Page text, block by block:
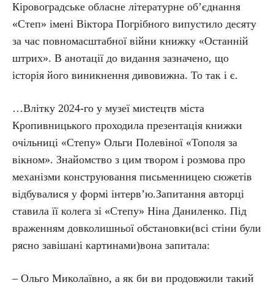
Кіровоградське обласне літературне об’єднання
«Степ» імені Віктора Погрібного випустило десяту
за час повномасштабної війни книжку «Останній
штрих». В анотації до видання зазначено, що
історія його виникнення дивовижна. То так і є.
…Влітку 2024-го у музеї мистецтв міста
Кропивницького проходила презентація книжки
очільниці «Степу» Ольги Полевіної «Тополя за
вікном». Знайомство з цим твором і розмова про
механізми конструювання письменницею сюжетів
відбувалися у формі інтерв’ю.Запитання авторці
ставила її колега зі «Степу» Ніна Даниленко. Під
враженням довколишньої обстановки(всі стіни були
рясно завішані картинами)вона запитала:
– Ольго Миколаївно, а як би ви продовжили такий